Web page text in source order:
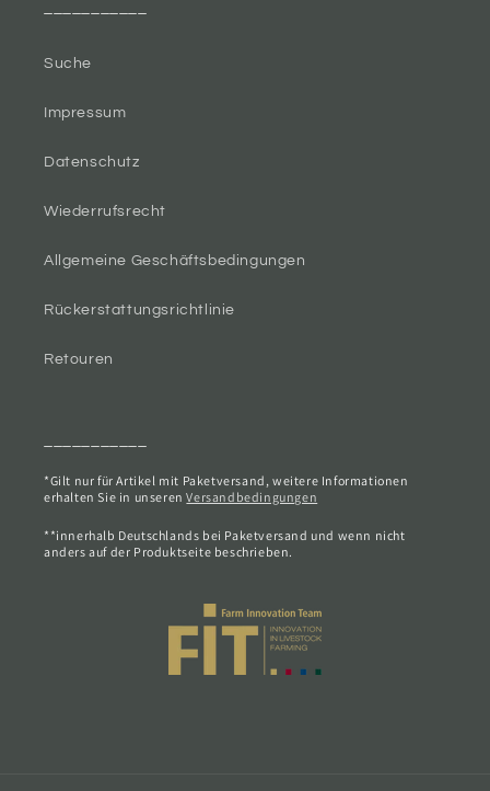
Suche
Impressum
Datenschutz
Wiederrufsrecht
Allgemeine Geschäftsbedingungen
Rückerstattungsrichtlinie
Retouren
*Gilt nur für Artikel mit Paketversand, weitere Informationen
erhalten Sie in unserenVersandbedingungen
**innerhalb Deutschlands bei Paketversand und wenn nicht
anders auf der Produktseite beschrieben.